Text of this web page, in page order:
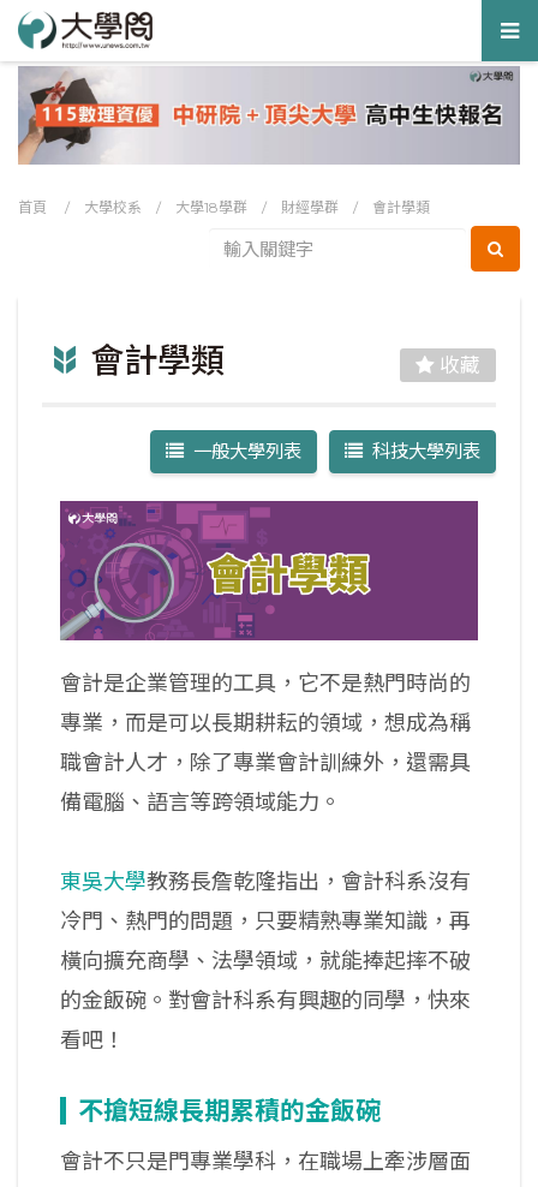
首頁 / 大學校系 / 大學18學群 / 財經學群 / 會計學類
會計學類 收藏
科技大學列表
一般大學列表
會計是企業管理的工具，它不是熱門時尚的
專業，而是可以長期耕耘的領域，想成為稱
職會計人才，除了專業會計訓練外，還需具
備電腦、語言等跨領域能力。
東吳大學教務長詹乾隆指出，會計科系沒有
冷門、熱門的問題，只要精熟專業知識，再
橫向擴充商學、法學領域，就能捧起摔不破
的金飯碗。對會計科系有興趣的同學，快來
看吧！
不搶短線長期累積的金飯碗
會計不只是門專業學科，在職場上牽涉層面